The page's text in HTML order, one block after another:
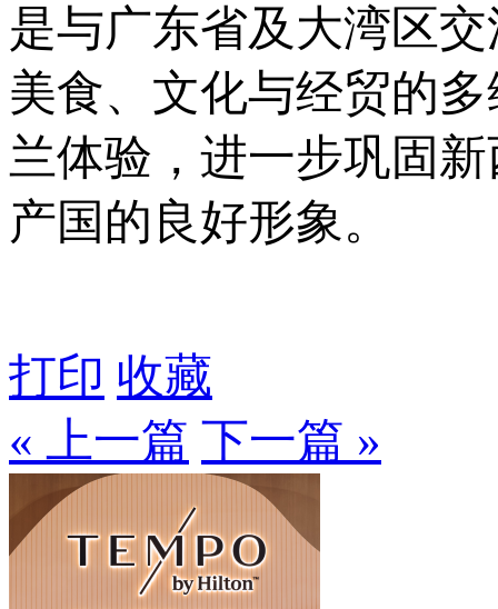
是与广东省及大湾区
美食、文化与经贸的
兰体验，进一步巩固
产国的良好形象。
打印 收藏
« 上一篇 下一篇 »